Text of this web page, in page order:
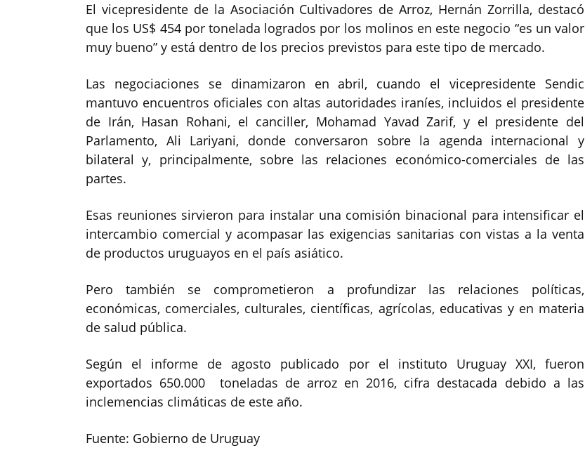
El vicepresidente de la Asociación Cultivadores de Arroz, Hernán Zorrilla, destacó
que los US$ 454 por tonelada logrados por los molinos en este negocio “es un valor
muy bueno” y está dentro de los precios previstos para este tipo de mercado.
Las negociaciones se dinamizaron en abril, cuando el vicepresidente Sendic
mantuvo encuentros oficiales con altas autoridades iraníes, incluidos el presidente
de Irán, Hasan Rohani, el canciller, Mohamad Yavad Zarif, y el presidente del
Parlamento, Ali Lariyani, donde conversaron sobre la agenda internacional y
bilateral y, principalmente, sobre las relaciones económico-comerciales de las
partes.
Esas reuniones sirvieron para instalar una comisión binacional para intensificar el
intercambio comercial y acompasar las exigencias sanitarias con vistas a la venta
de productos uruguayos en el país asiático.
Pero también se comprometieron a profundizar las relaciones políticas,
económicas, comerciales, culturales, científicas, agrícolas, educativas y en materia
de salud pública.
Según el informe de agosto publicado por el instituto Uruguay XXI, fueron
exportados 650.000 toneladas de arroz en 2016, cifra destacada debido a las
inclemencias climáticas de este año.
Fuente: Gobierno de Uruguay